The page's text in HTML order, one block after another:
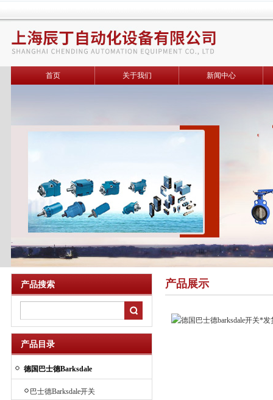
首页 关于我们 新闻中心
产品搜索
产品目录
德国巴士德Barksdale
巴士德Barksdale开关
产品展示